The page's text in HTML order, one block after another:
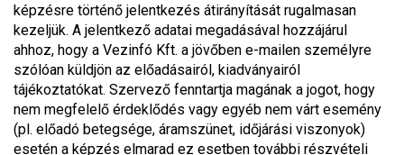
képzésre történő jelentkezés átirányítását rugalmasan
kezeljük. A jelentkező adatai megadásával hozzájárul
ahhoz, hogy a Vezinfó Kft. a jövőben e-mailen személyre
szólóan küldjön az előadásairól, kiadványairól
tájékoztatókat. Szervező fenntartja magának a jogot, hogy
nem megfelelő érdeklődés vagy egyéb nem várt esemény
(pl. előadó betegsége, áramszünet, időjárási viszonyok)
esetén a képzés elmarad ez esetben további részvételi